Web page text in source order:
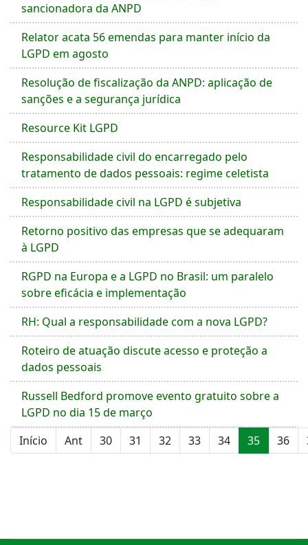
sancionadora da ANPD
Relator acata 56 emendas para manter início da
LGPD em agosto
Resolução de fiscalização da ANPD: aplicação de
sanções e a segurança jurídica
Resource Kit LGPD
Responsabilidade civil do encarregado pelo
tratamento de dados pessoais: regime celetista
Responsabilidade civil na LGPD é subjetiva
Retorno positivo das empresas que se adequaram
à LGPD
RGPD na Europa e a LGPD no Brasil: um paralelo
sobre eficácia e implementação
RH: Qual a responsabilidade com a nova LGPD?
Roteiro de atuação discute acesso e proteção a
dados pessoais
Russell Bedford promove evento gratuito sobre a
LGPD no dia 15 de março
Página 35 de 41
Início Ant 30 31 32 33 34 35 36